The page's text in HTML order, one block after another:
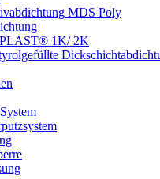
MDS Poly
1K/ 2K